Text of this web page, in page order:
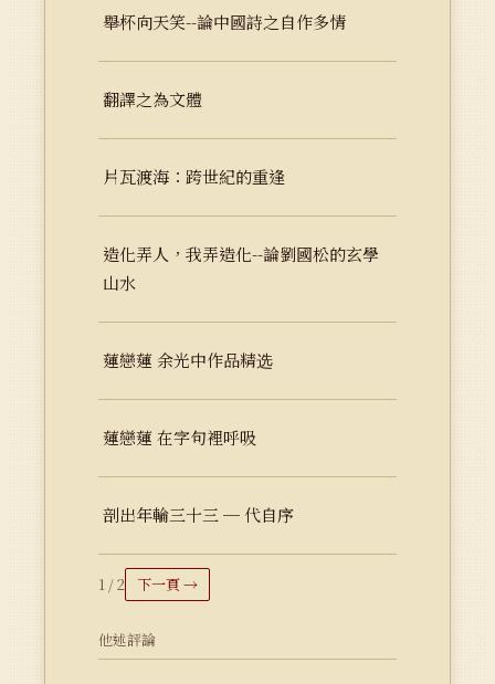
舉杯向天笑--論中國詩之自作多情
翻譯之為文體
片瓦渡海：跨世紀的重逢
造化弄人，我弄造化--論劉國松的玄學
山水
蓮戀蓮 余光中作品精选
蓮戀蓮 在字句裡呼吸
剖出年輪三十三 ─ 代自序
1 / 2 下一頁 →
他述評論